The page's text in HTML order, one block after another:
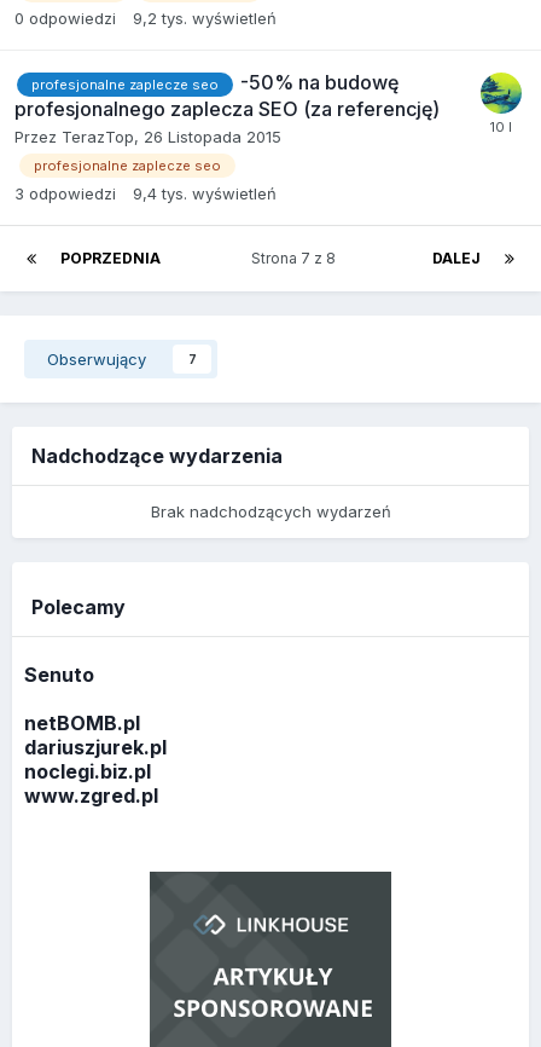
0 odpowiedzi 9,2 tys. wyświetleń
profesjonalne zaplecze seo
-50% na budowę
profesjonalnego zaplecza SEO (za referencję)
Przez TerazTop, 26 Listopada 2015
profesjonalne zaplecze seo
3 odpowiedzi 9,4 tys. wyświetleń
POPRZEDNIA DALEJ
Strona 7 z 8
Obserwujący 7
Nadchodzące wydarzenia
Brak nadchodzących wydarzeń
Polecamy
Senuto
netBOMB.pl
dariuszjurek.pl
noclegi.biz.pl
www.zgred.pl